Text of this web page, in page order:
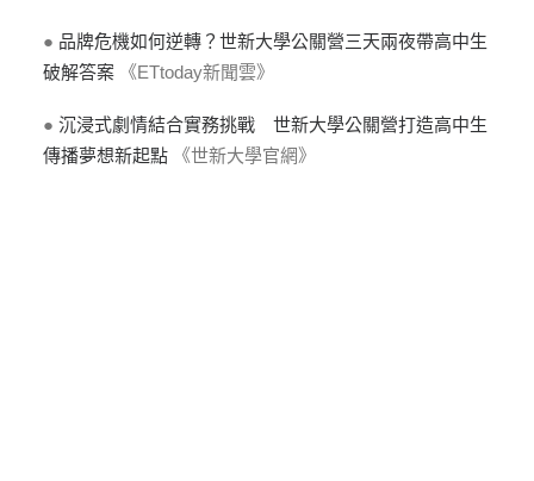
● 品牌危機如何逆轉？世新大學公關營三天兩夜帶高中生
破解答案 《ETtoday新聞雲》
● 沉浸式劇情結合實務挑戰 世新大學公關營打造高中生
傳播夢想新起點 《世新大學官網》